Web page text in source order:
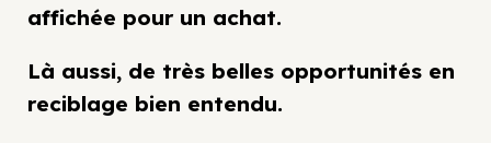
affichée pour un achat.
Là aussi, de très belles opportunités en
reciblage bien entendu.